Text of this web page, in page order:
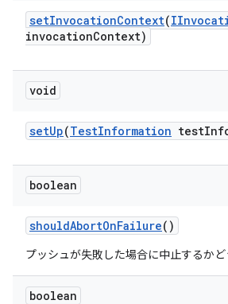
setInvocationContext(
invocationContext)
void
setUp(TestInformation test
boolean
shouldAbortOnFailure()
プッシュが失敗した場合に中止するかど
boolean